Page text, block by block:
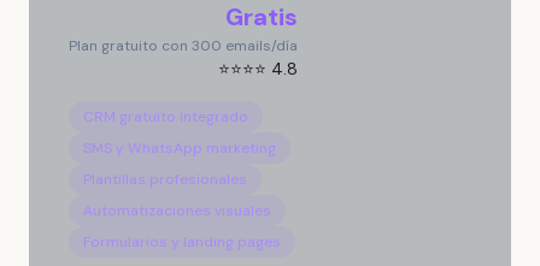
Gratis
Plan gratuito con 300 emails/día
⭐⭐⭐⭐ 4.8
CRM gratuito integrado
SMS y WhatsApp marketing
Plantillas profesionales
Automatizaciones visuales
Formularios y landing pages